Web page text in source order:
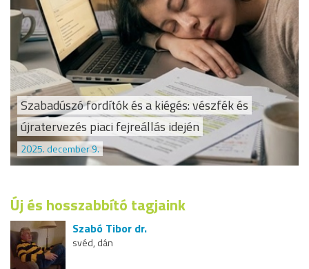
Szabadúszó fordítók és a kiégés: vészfék és
újratervezés piaci fejreállás idején
2025. december 9.
Új és hosszabbító tagjaink
Szabó Tibor dr.
svéd, dán